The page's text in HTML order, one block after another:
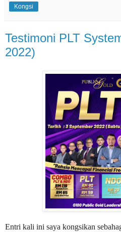
Kongsi
Testimoni PLT
2022)
Entri kali ini saya kongsikan